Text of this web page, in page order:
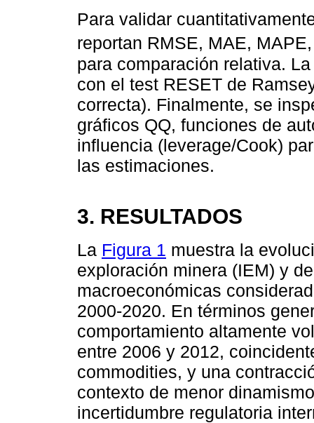
Para validar
reportan RMSE, MAE,
para comparación relativa.
con el test RESET de
correcta). Finalmente, se
gráficos QQ, funciones de
influencia (leverage/Cook)
las estimaciones.
3. RESULTADOS
La Figura 1 muestra la
exploración minera (IEM) y
macroeconómicas
2000-2020. En términos
comportamiento altamente
entre 2006 y 2012,
commodities, y una
contexto de menor
incertidumbre regulatoria